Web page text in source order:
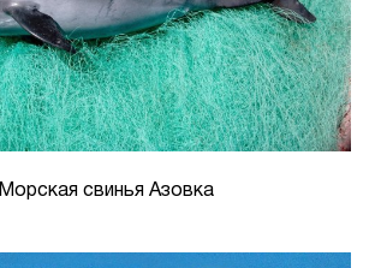
Морская свинья Азовка